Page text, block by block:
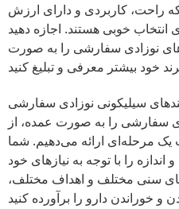
راحت، کاربردی و دارای ارزش
انتخاب خوبی هستند. اجازه دهید
نوزادی سفارشی را به صورت
سیلیکونی نوزادی سفارشی
سفارشی را به صورت عمده، از
یک مرحله‌ای ارائه می‌دهیم. شما
را با توجه به نیازهای خود
سنی مختلف و اهداف مختلف،